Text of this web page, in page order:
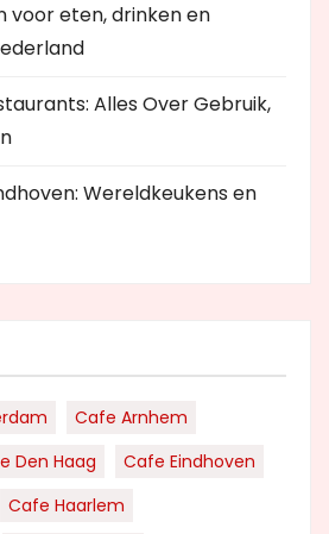
voor eten, drinken en
Alles Over Gebruik,
Wereldkeukens en
Cafe Arnhem
Den Haag
Cafe Eindhoven
Cafe Haarlem